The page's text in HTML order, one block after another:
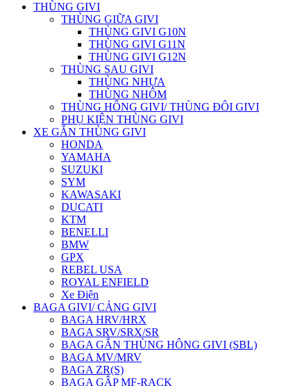
THÙNG GIVI
THÙNG GIỮA GIVI
THÙNG GIVI G10N
THÙNG GIVI G11N
THÙNG GIVI G12N
THÙNG SAU GIVI
THÙNG NHỰA
THÙNG NHÔM
THÙNG HÔNG GIVI/ THÙNG ĐÔI GIVI
PHỤ KIỆN THÙNG GIVI
XE GẮN THÙNG GIVI
HONDA
YAMAHA
SUZUKI
SYM
KAWASAKI
DUCATI
KTM
BENELLI
BMW
GPX
REBEL USA
ROYAL ENFIELD
Xe Điện
BAGA GIVI/ CẢNG GIVI
BAGA HRV/HRX
BAGA SRV/SRX/SR
BAGA GẮN THÙNG HÔNG GIVI (SBL)
BAGA MV/MRV
BAGA ZR(S)
BAGA GẬP MF-RACK